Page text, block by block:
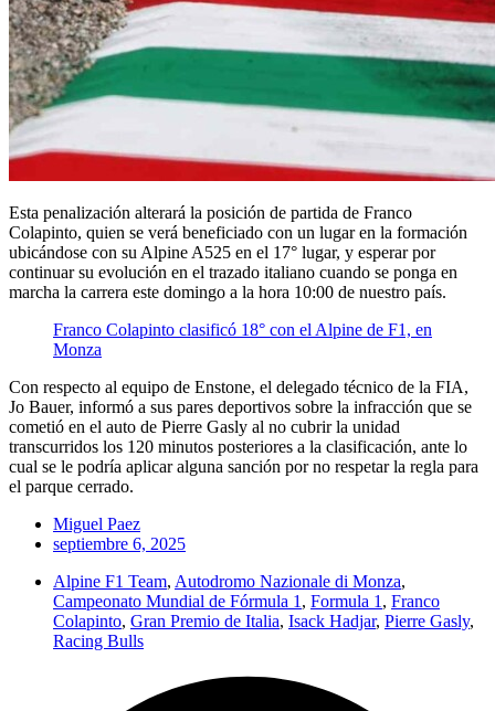
Esta penalización alterará la posición de partida de Franco
Colapinto, quien se verá beneficiado con un lugar en la formación
ubicándose con su Alpine A525 en el 17° lugar, y esperar por
continuar su evolución en el trazado italiano cuando se ponga en
marcha la carrera este domingo a la hora 10:00 de nuestro país.
Franco Colapinto clasificó 18° con el Alpine de F1, en
Monza
Con respecto al equipo de Enstone, el delegado técnico de la FIA,
Jo Bauer, informó a sus pares deportivos sobre la infracción que se
cometió en el auto de Pierre Gasly al no cubrir la unidad
transcurridos los 120 minutos posteriores a la clasificación, ante lo
cual se le podría aplicar alguna sanción por no respetar la regla para
el parque cerrado.
Miguel Paez
septiembre 6, 2025
Alpine F1 Team, Autodromo Nazionale di Monza,
Campeonato Mundial de Fórmula 1 , Formula 1 , Franco
Colapinto, Gran Premio de Italia, Isack Hadjar, Pierre Gasly,
Racing Bulls